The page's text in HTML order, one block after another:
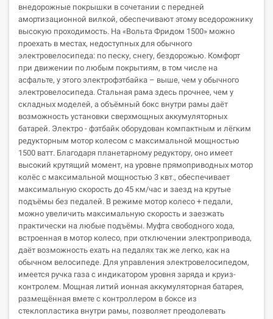
внедорожные покрышки в сочетании с передней
амортизационной вилкой, обеспечивают этому вседорожнику
высокую проходимость. На «Вольта Фридом 1500» можно
проехать в местах, недоступных для обычного
электровелосипеда: по песку, снегу, бездорожью. Комфорт
при движении по любым покрытиям, в том числе на
асфальте, у этого электрофэтбайка – выше, чем у обычного
электровелосипеда. Стальная рама здесь прочнее, чем у
складных моделей, а объёмный бокс внутри рамы даёт
возможность установки сверхмощных аккумуляторных
батарей. Электро - фэтбайк оборудован компактным и лёгким
редукторным мотор колесом с максимальной мощностью
1500 ватт. Благодаря планетарному редуктору, оно имеет
высокий крутящий момент, на уровне прямоприводных мотор
колёс с максимальной мощностью 3 квт., обеспечивает
максимальную скорость до 45 км/час и заезд на крутые
подъёмы без педалей. В режиме мотор колесо + педали,
можно увеличить максимальную скорость и заезжать
практически на любые подъёмы. Муфта свободного хода,
встроенная в мотор колесо, при отключении электропривода,
даёт возможность ехать на педалях так же легко, как на
обычном велосипеде. Для управления электровелосипедом,
имеется ручка газа с индикатором уровня заряда и круиз-
контролем. Мощная литий ионная аккумуляторная батарея,
размещённая вмете с контроллером в боксе из
стеклопластика внутри рамы, позволяет преодолевать